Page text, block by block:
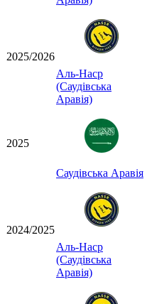
2025/2026
Аль-Наср
(Саудівська
Аравія)
2025
Саудівська Аравія
2024/2025
Аль-Наср
(Саудівська
Аравія)